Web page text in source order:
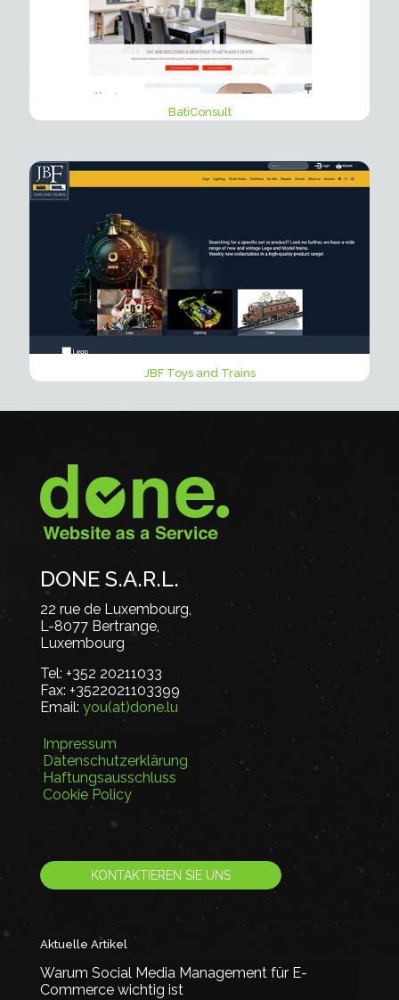
BatiConsult
JBF Toys and Trains
DONE S.A.R.L.
22 rue de Luxembourg,
L-8077 Bertrange,
Luxembourg
Tel: +352 20211033
Fax: +3522021103399
Email: you(at)done.lu
Impressum
Datenschutzerklärung
Haftungsausschluss
Cookie Policy
KONTAKTIEREN SIE UNS
Aktuelle Artikel
Warum Social Media Management für E-
Commerce wichtig ist